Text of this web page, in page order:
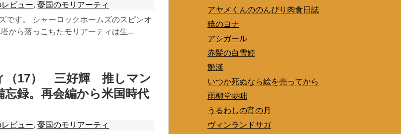
ビュー,憂国のモリアーティ
です。 シャーロックホームズのスピンオ
から落っこちたモリアーティは生...
（17） 三好輝 推しマン
録。再会編から米国時代
ビュー,憂国のモリアーティ
アヤメくんののんびり肉食日誌
暁のヨナ
アシガール
赤髪の白雪姫
艶漢
いつか死ぬなら絵を売ってから
雨柳堂夢咄
うるわしの宵の月
ヴィンランドサガ